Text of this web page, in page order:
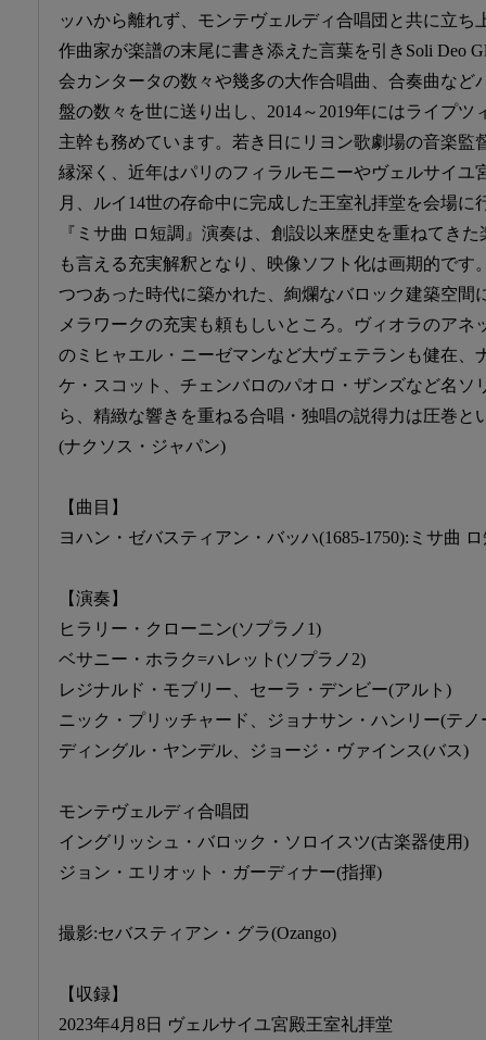
ッハから離れず、モンテヴェルディ合唱団と共に立ち
作曲家が楽譜の末尾に書き添えた言葉を引きSoli Deo
会カンタータの数々や幾多の大作合唱曲、合奏曲など
盤の数々を世に送り出し、2014～2019年にはライプ
主幹も務めています。若き日にリヨン歌劇場の音楽監
縁深く、近年はパリのフィラルモニーやヴェルサイユ
月、ルイ14世の存命中に完成した王室礼拝堂を会場に
『ミサ曲 ロ短調』演奏は、創設以来歴史を重ねてき
も言える充実解釈となり、映像ソフト化は画期的です
つつあった時代に築かれた、絢爛なバロック建築空間
メラワークの充実も頼もしいところ。ヴィオラのアネ
のミヒャエル・ニーゼマンなど大ヴェテランも健在、
ケ・スコット、チェンバロのパオロ・ザンズなど名ソ
ら、精緻な響きを重ねる合唱・独唱の説得力は圧巻と
(ナクソス・ジャパン)
【曲目】
ヨハン・ゼバスティアン・バッハ(1685-1750):ミサ曲
【演奏】
ヒラリー・クローニン(ソプラノ1)
ベサニー・ホラク=ハレット(ソプラノ2)
レジナルド・モブリー、セーラ・デンビー(アルト)
ニック・プリッチャード、ジョナサン・ハンリー(テノ
ディングル・ヤンデル、ジョージ・ヴァインス(バス)
モンテヴェルディ合唱団
イングリッシュ・バロック・ソロイスツ(古楽器使用)
ジョン・エリオット・ガーディナー(指揮)
撮影:セバスティアン・グラ(Ozango)
【収録】
2023年4月8日 ヴェルサイユ宮殿王室礼拝堂